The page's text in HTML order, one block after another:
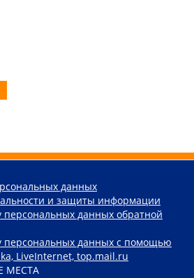
данных
и защиты информации
персональных данных обратной
персональных данных с помощью
LiveInternet, top.mail.ru
МЕСТА